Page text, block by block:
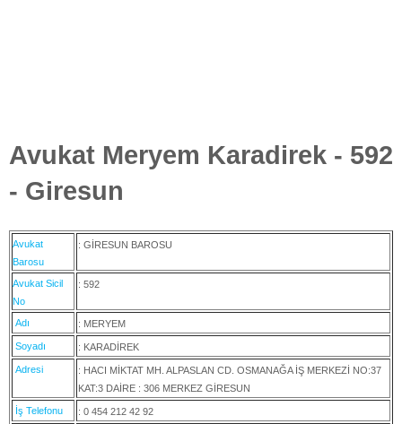
Avukat Meryem Karadirek - 592
- Giresun
Avukat
Barosu
: GİRESUN BAROSU
Avukat Sicil
No
: 592
Adı : MERYEM
Soyadı : KARADİREK
Adresi
: HACI MİKTAT MH. ALPASLAN CD. OSMANAĞA İŞ MERKEZİ NO:37
KAT:3 DAİRE : 306 MERKEZ GİRESUN
İş Telefonu : 0 454 212 42 92